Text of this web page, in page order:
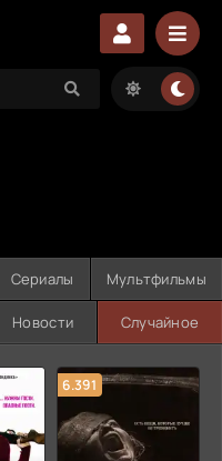
Сериалы Мультфильмы
Новости Случайное
6.391